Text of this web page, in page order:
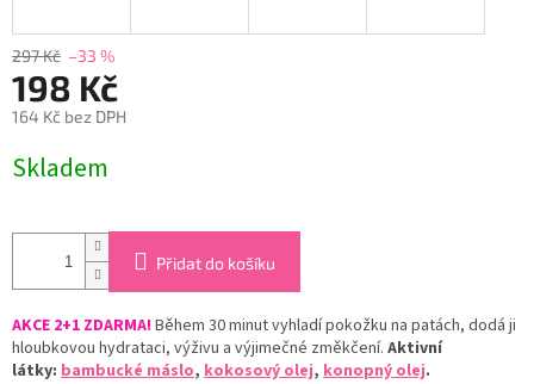
297 Kč –33 %
198 Kč
164 Kč bez DPH
cena:
Skladem
Přidat do košíku
AKCE 2+1 ZDARMA! Během 30 minut vyhladí pokožku na patách, dodá ji
hloubkovou hydrataci, výživu a výjimečné změkčení. Aktivní
látky: bambucké máslo, kokosový olej, konopný olej.